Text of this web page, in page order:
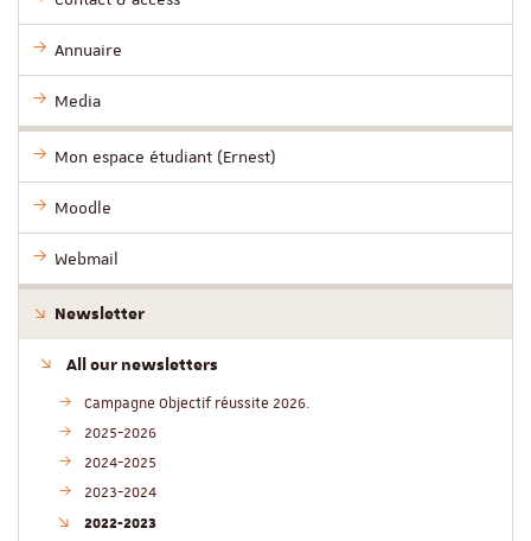
Annuaire
Media
Mon espace étudiant (Ernest)
Moodle
Webmail
Newsletter
All our newsletters
Campagne Objectif réussite 2026.
2025-2026
2024-2025
2023-2024
2022-2023